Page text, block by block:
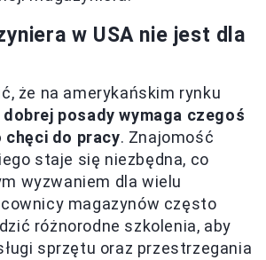
w USA nie jest dla
że na amerykańskim rynku
posady wymaga czegoś
do pracy. Znajomość
staje się niezbędna, co
wyzwaniem dla wielu
magazynów często
różnorodne szkolenia, aby
sprzętu oraz przestrzegania